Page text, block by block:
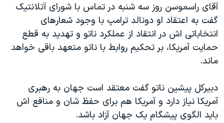
چهل سال گروگان‌گیری
قانون شفافیت دارائی کادر رهبری ایران
اعتراضات مردمی آبان ۹۸
اسرائیل در جنگ
همایش محافظه‌کاران آمریکا «سی‌پک»
صفحه‌های ویژه
آقای راسموسن روز سه شنبه در تماس با شورای آتلانتیک
گفت به اعتقاد او دونالد ترامپ با وجود شعارهای
انتخاباتی اش در انتقاد از عملکرد ناتو و تهدید به قطع
حمایت آمریکا، بر تحکیم روابط با ناتو متعهد باقی خواهد
ماند.
دبیرکل پیشین ناتو گفت معتقد است جهان به رهبری
آمریکا نیاز دارد و آمریکا هم برای حفظ شان و منافع اش
باید الگوی پیشگام یک جهان آزاد باشد.